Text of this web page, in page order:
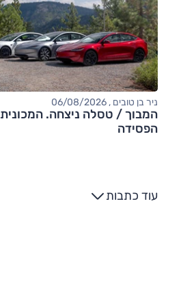
ניר בן טובים , 06/08/2026
המבוך / טסלה ניצחה. המכונית
הפסידה
עוד כתבות